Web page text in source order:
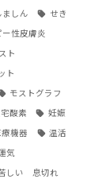
ましん せき
ー性皮膚炎
ト
ト
モストグラフ
酸素 妊娠
機器 温活
気
しい 息切れ